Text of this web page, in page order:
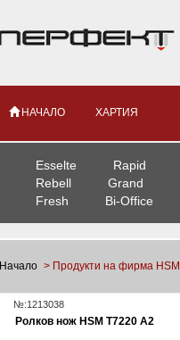
НАЧАЛО ХАРТИЯ
Esselte Rapid
Rebell
Grand
Fresh
Bi-Office
Начало > Продукти на фирма HSM
№:1213038
Ролков нож HSM T7220 A2